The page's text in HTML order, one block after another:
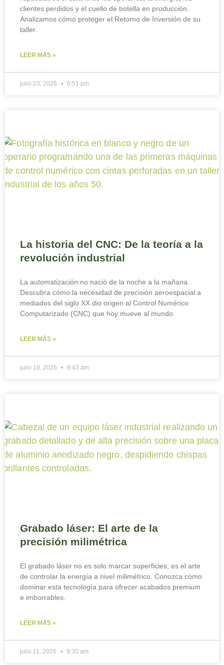
clientes perdidos y el cuello de botella en producción.
Analizamos cómo proteger el Retorno de Inversión de su
taller.
LEER MÁS »
julio 23, 2026 6:51 pm
La historia del CNC: De la teoría a la
revolución industrial
La automatización no nació de la noche a la mañana.
Descubra cómo la necesidad de precisión aeroespacial a
mediados del siglo XX dio origen al Control Numérico
Computarizado (CNC) que hoy mueve al mundo.
LEER MÁS »
julio 18, 2026 9:43 am
Grabado láser: El arte de la
precisión milimétrica
El grabado láser no es solo marcar superficies; es el arte
de controlar la energía a nivel milimétrico. Conozca cómo
dominar esta tecnología para ofrecer acabados premium
e imborrables.
LEER MÁS »
julio 11, 2026 9:30 am